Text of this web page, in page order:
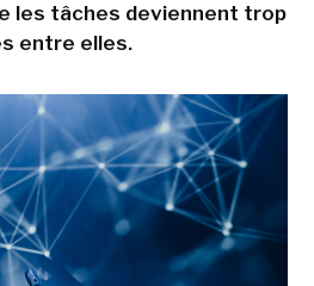
les tâches deviennent trop
entre elles.